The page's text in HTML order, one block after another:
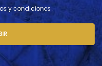
y condiciones .